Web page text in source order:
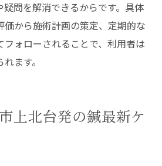
肩の回復を支える理由
に欠かせない鍼の知恵
問を解消できるからです。具体
価から施術計画の策定、定期的な
ォローされることで、利用者は
ます。
上北台発の鍼最新ケ